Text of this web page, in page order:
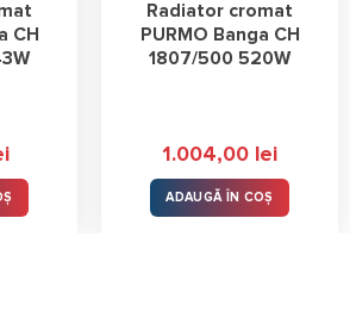
CH
Radiator cromat
PURMO Banga CH
1807/500 520W
1.004,00 lei
ADAUGĂ ÎN COȘ